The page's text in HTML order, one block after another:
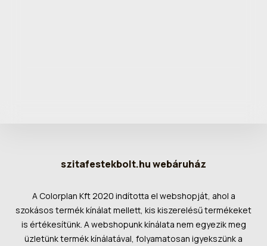
szitafestekbolt.hu webáruház
A Colorplan Kft 2020 indította el webshopját, ahol a
szokásos termék kínálat mellett, kis kiszerelésű termékeket
is értékesítünk. A webshopunk kínálata nem egyezik meg
üzletünk termék kínálatával, folyamatosan igyekszünk a